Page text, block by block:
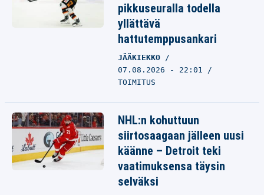
pikkuseuralla todella
yllättävä
hattutemppusankari
JÄÄKIEKKO
07.08.2026 - 22:01
TOIMITUS
NHL:n kohuttuun
siirtosaagaan jälleen uusi
käänne – Detroit teki
vaatimuksensa täysin
selväksi